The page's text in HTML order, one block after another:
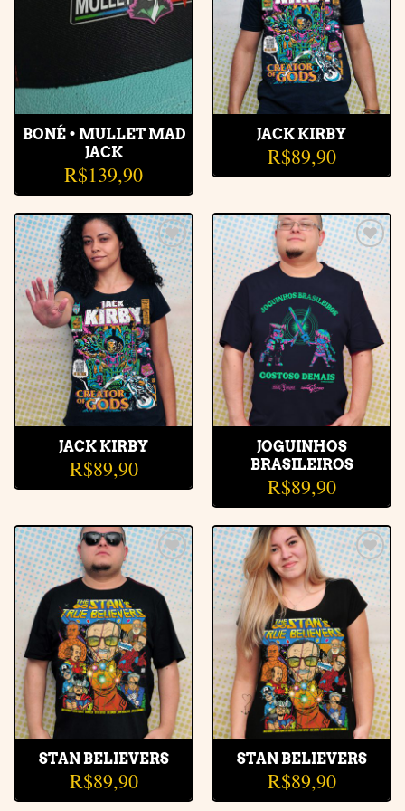
BONÉ • MULLET MAD
JACK
R$139,90
JACK KIRBY
R$89,90
Adicionar
à lista de
desejos
JACK KIRBY
R$89,90
Adicionar
à lista de
desejos
JOGUINHOS
BRASILEIROS
R$89,90
Adicionar
à lista de
desejos
STAN BELIEVERS
R$89,90
Adicionar
à lista de
desejos
STAN BELIEVERS
R$89,90